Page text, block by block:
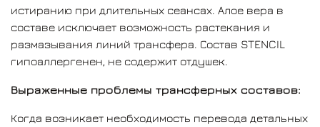
Вязкость — Густые гели не способны провести
через себя мелкие детали, и фрагменты картинки
теряются.
состав долго не высыхает, оттиск смещается,
смазывая изображение.
истиранию при длительных сеансах. Алое вера в
составе исключает возможность растекания и
размазывания линий трансфера. Состав STENCIL
гипоаллергенен, не содержит отдушек.
Выраженные проблемы трансферных составов:
Когда возникает необходимость перевода детальных